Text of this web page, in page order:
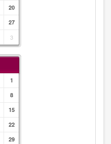
20
27
3
1
8
15
22
29